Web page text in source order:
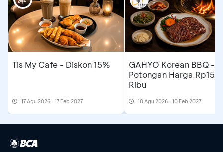
Tis My Cafe - Diskon 15%
17 Agu 2026 - 17 Feb 2027
GAHYO Korean BBQ -
Potongan Harga Rp150
Ribu
10 Agu 2026 - 10 Feb 2027